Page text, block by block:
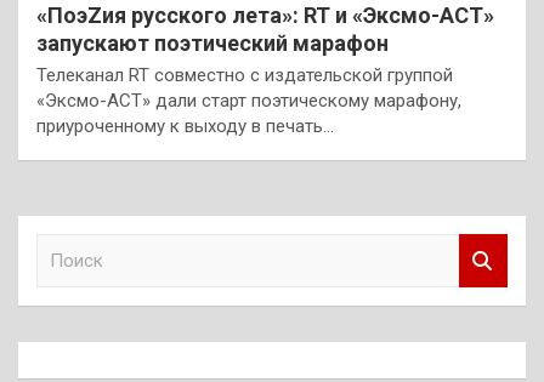
«ПоэZия русского лета»: RT и «Эксмо-АСТ»
запускают поэтический марафон
Телеканал RT совместно с издательской группой
«Эксмо-АСТ» дали старт поэтическому марафону,
приуроченному к выходу в печать…
к